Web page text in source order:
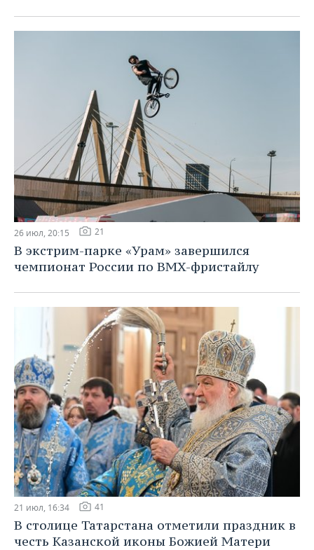
26 июл, 20:15 21
В экстрим-парке «Урам» завершился
чемпионат России по BMX-фристайлу
21 июл, 16:34 41
В столице Татарстана отметили праздник в
честь Казанской иконы Божией Матери